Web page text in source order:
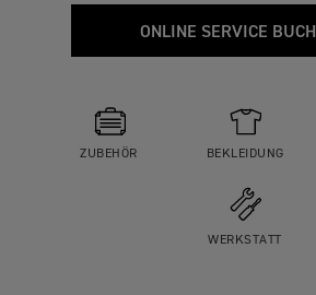
ONLINE SERVICE
ZUBEHÖR BEKLEIDUNG
WERKSTATT